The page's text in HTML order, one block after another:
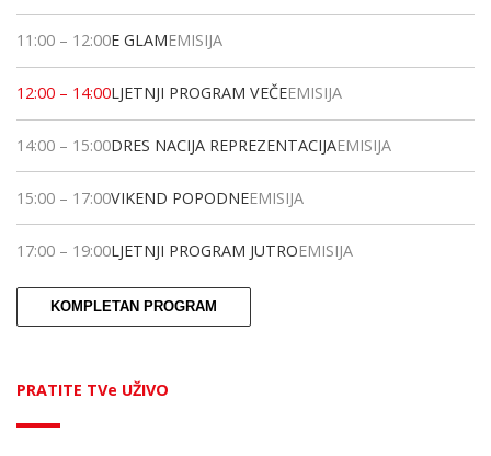
11:00 – 12:00E GLAMEMISIJA
12:00 – 14:00LJETNJI PROGRAM VEČEEMISIJA
14:00 – 15:00DRES NACIJA REPREZENTACIJAEMISIJA
15:00 – 17:00VIKEND POPODNEEMISIJA
17:00 – 19:00LJETNJI PROGRAM JUTROEMISIJA
KOMPLETAN PROGRAM
PRATITE TVe UŽIVO